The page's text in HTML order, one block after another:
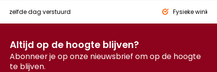
zelfde dag verstuurd Fysieke winkel
Altijd op de hoogte blijven?
Abonneer je op onze nieuwsbrief om op de hoogte
te blijven.